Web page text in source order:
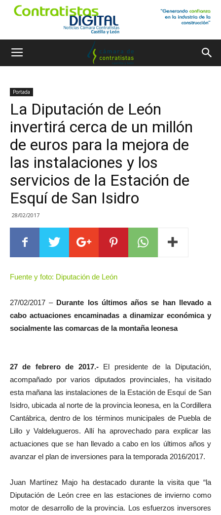
Portada
La Diputación de León
invertirá cerca de un millón
de euros para la mejora de
las instalaciones y los
servicios de la Estación de
Esquí de San Isidro
28/02/2017
Fuente y foto: Diputación de León
27/02/2017 – Durante los últimos años se han llevado a
cabo actuaciones encaminadas a dinamizar económica y
socialmente las comarcas de la montaña leonesa
27 de febrero de 2017.-El presidente de la Diputación,
acompañado por varios diputados provinciales, ha visitado
esta mañana las instalaciones de la Estación de Esquí de San
Isidro, ubicada al norte de la provincia leonesa, en la Cordillera
Cantábrica, dentro de los términos municipales de Puebla de
Lillo y Valdelugueros. Allí ha aprovechado para explicar las
actuaciones que se han llevado a cabo en los últimos años y
avanzar el plan de inversiones para la temporada 2016/2017.
Juan Martínez Majo ha destacado durante la visita que “la
Diputación de León cree en las estaciones de invierno como
motor de desarrollo de la provincia. Los esfuerzos inversores